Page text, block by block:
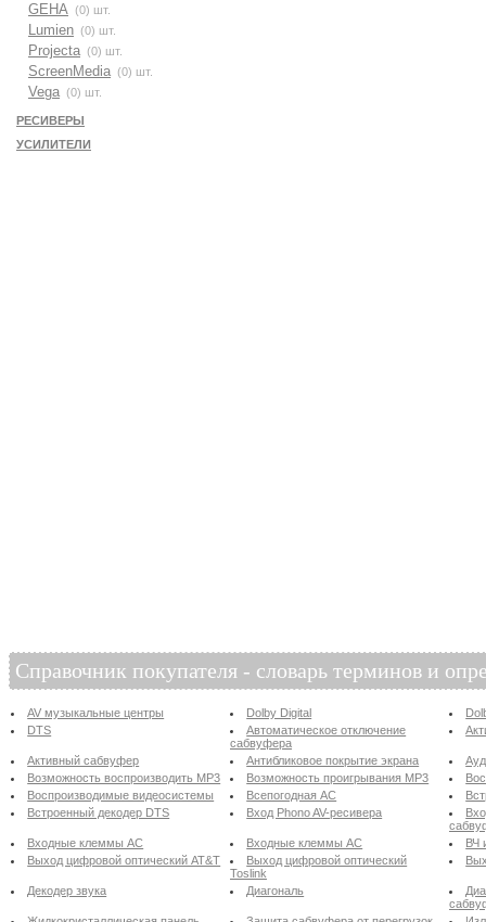
GEHA (0) шт.
Lumien (0) шт.
Projecta (0) шт.
ScreenMedia (0) шт.
Vega (0) шт.
РЕСИВЕРЫ
УСИЛИТЕЛИ
Справочник покупателя - словарь терминов и
AV музыкальные центры Dolby Digital
DTS
Автоматическое отключение
сабвуфера
Активный сабвуфер Антибликовое покрытие экрана
Возможность воспроизводить MP3
Возможность проигрывания MP3
Воспроизводимые видеосистемы
Всепогодная АС
Встроенный декодер DTS
Вход Phono AV-ресивера
Входные клеммы АС
Входные клеммы АС
ВЧ
Выход цифровой оптический AT&T
Выход цифровой оптический
Toslink
Декодер звука Диагональ